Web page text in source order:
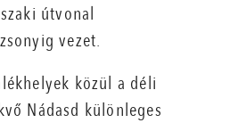
útvonal
vezet.
közül a déli
Nádasd különleges